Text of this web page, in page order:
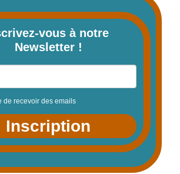
vous à notre
Newsletter !
de recevoir des emails
Inscription